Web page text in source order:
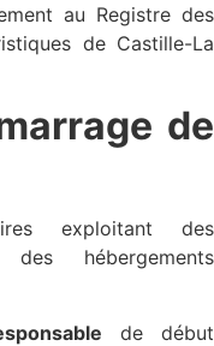
au Registre des
de Castille-La
de
exploitant des
hébergements
de début